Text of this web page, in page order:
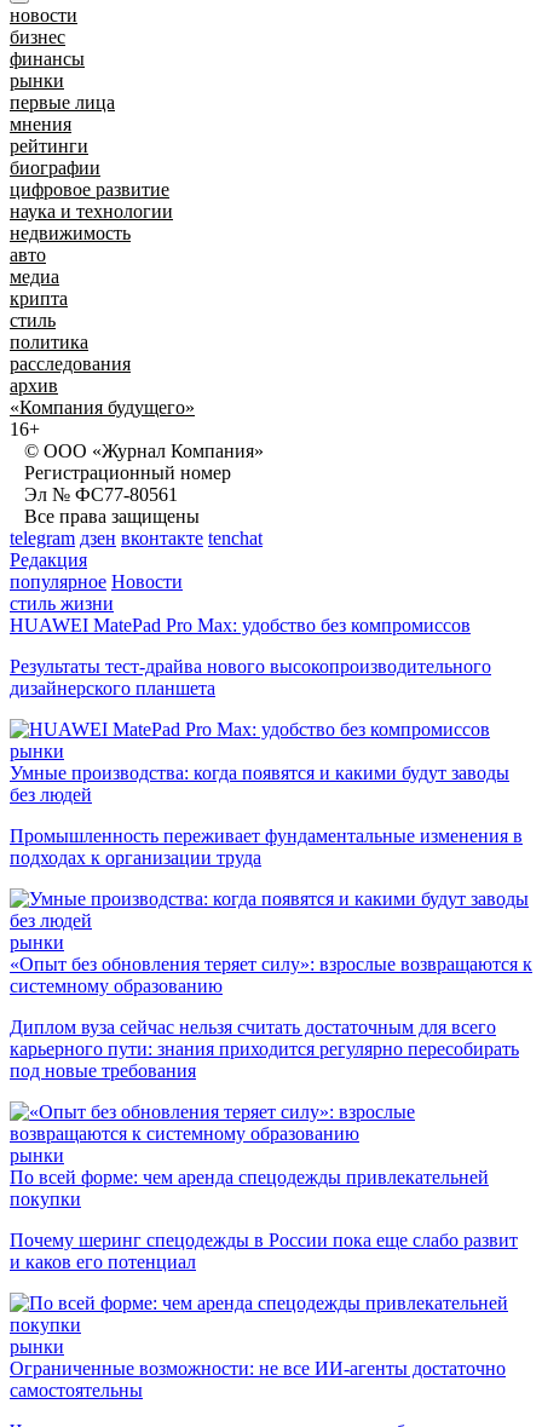
новости
бизнес
финансы
рынки
первые лица
мнения
рейтинги
биографии
цифровое развитие
наука и технологии
недвижимость
авто
медиа
крипта
стиль
политика
расследования
архив
«Компания будущего»
16+
© ООО «Журнал Компания»
Регистрационный номер
Эл № ФС77-80561
Все права защищены
telegram дзен вконтакте tenchat
Редакция
популярное Новости
стиль жизни
HUAWEI MatePad Pro Max: удобство без компромиссов
Результаты тест-драйва нового высокопроизводительного
дизайнерского планшета
рынки
Умные производства: когда появятся и какими будут заводы
без людей
Промышленность переживает фундаментальные изменения в
подходах к организации труда
рынки
«Опыт без обновления теряет силу»: взрослые возвращаются к
системному образованию
Диплом вуза сейчас нельзя считать достаточным для всего
карьерного пути: знания приходится регулярно пересобирать
под новые требования
рынки
По всей форме: чем аренда спецодежды привлекательней
покупки
Почему шеринг спецодежды в России пока еще слабо развит
и каков его потенциал
рынки
Ограниченные возможности: не все ИИ-агенты достаточно
самостоятельны